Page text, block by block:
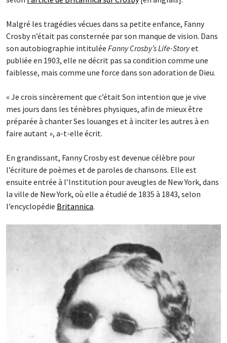
Malgré les tragédies vécues dans sa petite enfance, Fanny
Crosby n’était pas consternée par son manque de vision. Dans
son autobiographie intitulée Fanny Crosby’s Life-Storyet
publiée en 1903, elle ne décrit pas sa condition comme une
faiblesse, mais comme une force dans son adoration de Dieu.
« Je crois sincèrement que c’était Son intention que je vive
mes jours dans les ténèbres physiques, afin de mieux être
préparée à chanter Ses louanges et à inciter les autres à en
faire autant », a-t-elle écrit.
En grandissant, Fanny Crosby est devenue célèbre pour
l’écriture de poèmes et de paroles de chansons. Elle est
ensuite entrée à l’Institution pour aveugles de New York, dans
la ville de New York, où elle a étudié de 1835 à 1843, selon
l’encyclopédie Britannica.